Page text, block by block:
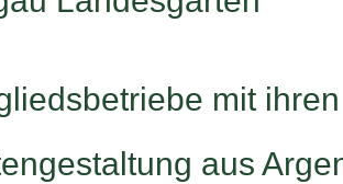
mit
aus